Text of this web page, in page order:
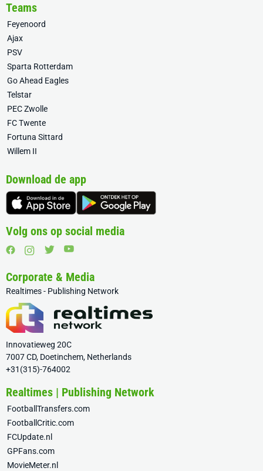
Teams
Feyenoord
Ajax
PSV
Sparta Rotterdam
Go Ahead Eagles
Telstar
PEC Zwolle
FC Twente
Fortuna Sittard
Willem II
Download de app
Volg ons op social media
Corporate & Media
Realtimes - Publishing Network
Innovatieweg 20C
7007 CD, Doetinchem, Netherlands
+31(315)-764002
Realtimes | Publishing Network
FootballTransfers.com
FootballCritic.com
FCUpdate.nl
GPFans.com
MovieMeter.nl